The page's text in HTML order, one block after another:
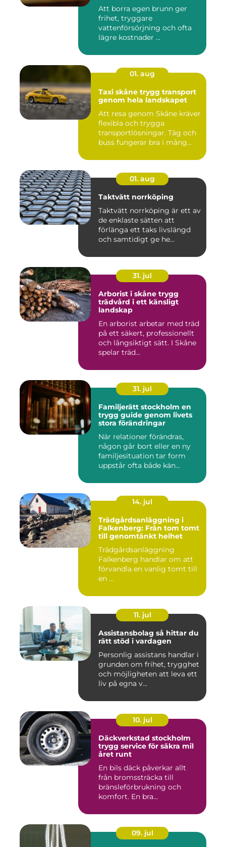
Att borra egen brunn ger
frihet, tryggare
vattenförsörjning och ofta
lägre kostnader ...
01. aug
Taxi skåne trygg transport
genom hela landskapet
Att resa genom Skåne kräver
flexibla och trygga
transportlösningar. Tåg och
buss fungerar bra i mång...
01. aug
Taktvätt norrköping
Taktvätt norrköping är ett av
de enklaste sätten att
förlänga ett taks livslängd
och samtidigt ge he...
31. jul
Arborist i skåne trygg
trädvård i ett känsligt
landskap
En arborist arbetar med träd
på ett säkert, professionellt
och långsiktigt sätt. I Skåne
spelar träd...
31. jul
Familjerätt stockholm en
trygg guide genom livets
stora förändringar
När relationer förändras,
någon går bort eller en ny
familjesituation tar form
uppstår ofta både kän...
14. jul
Trädgårdsanläggning i
Falkenberg: Från tom tomt
till genomtänkt helhet
Trädgårdsanläggning
Falkenberg handlar om att
förvandla en vanlig tomt till
en ...
11. jul
Assistansbolag så hittar du
rätt stöd i vardagen
Personlig assistans handlar i
grunden om frihet, trygghet
och möjligheten att leva ett
liv på egna v...
10. jul
Däckverkstad stockholm
trygg service för säkra mil
året runt
En bils däck påverkar allt
från bromssträcka till
bränsleförbrukning och
komfort. En bra
09. jul